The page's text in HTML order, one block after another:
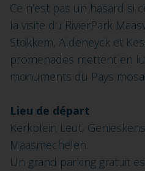
Ce n’est pas un hasard si
la visite du RivierPark
Stokkem, Aldeneyck et
promenades mettent en
monuments du Pays
Lieu de départ
Kerkplein Leut,
Maasmechelen.
Un grand parking gratuit